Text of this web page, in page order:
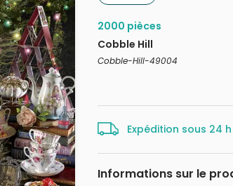
2000 pièces
Cobble Hill
Cobble-Hill-49004
Expédition sous 24
Informations sur le